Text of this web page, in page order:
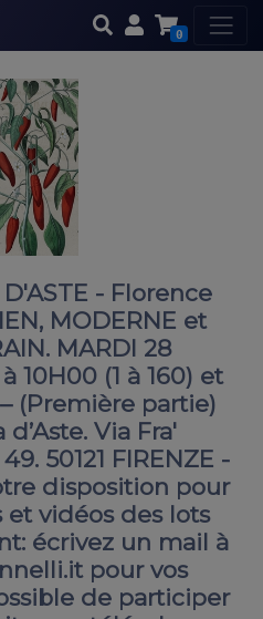
0
- Florence
MODERNE et
MARDI 28
10H00 (1 à 160) et
– (Première partie)
Via Fra'
50121 FIRENZE -
disposition pour
vidéos des lots
écrivez un mail à
pour vos
de participer